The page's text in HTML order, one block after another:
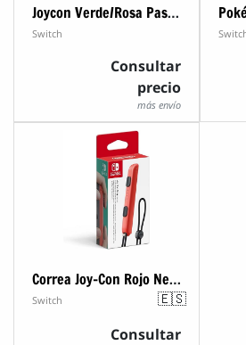
Joycon Verde/Rosa Pastel Genérico
Switch
Consultar
precio
más envío
Correa Joy-Con Rojo Neón
Switch
🇪🇸
Consultar